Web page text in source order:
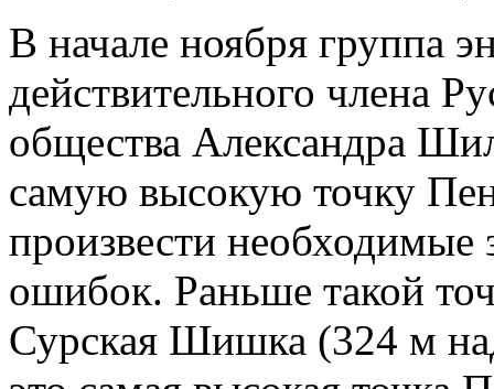
В начале ноября группа
действительного члена
общества Александра
самую высокую точку
произвести
ошибок. Раньше такой
Сурская Шишка (324 м